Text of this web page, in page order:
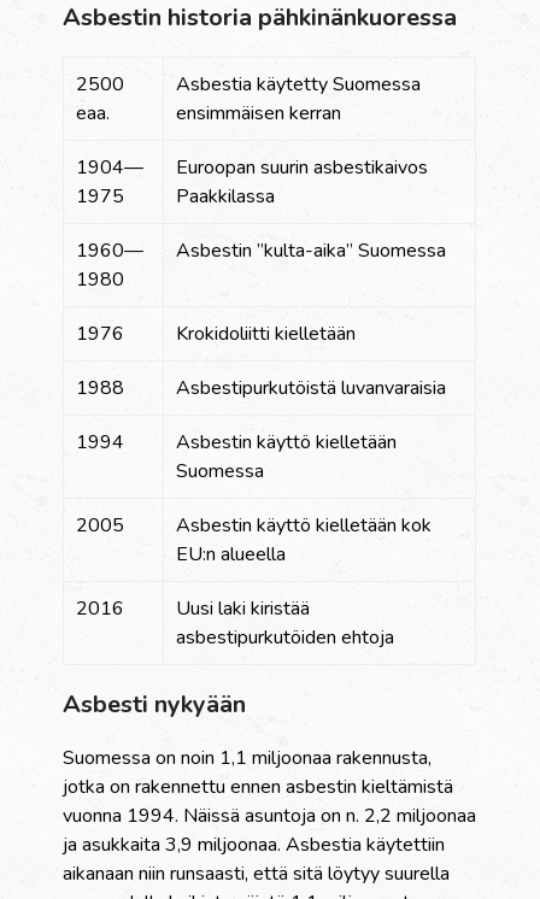
Asbestin historia pähkinänkuoressa
2500
eaa.
Asbestia käytetty Suomessa
ensimmäisen kerran
1904—
1975
Euroopan suurin asbestikaivos
Paakkilassa
1960—
1980
Asbestin ”kulta-aika” Suomessa
1976 Krokidoliitti kielletään
1988 Asbestipurkutöistä luvanvaraisia
1994
Asbestin käyttö kielletään
Suomessa
2005
Asbestin käyttö kielletään kok
EU:n alueella
2016
Uusi laki kiristää
asbestipurkutöiden ehtoja
Asbesti nykyään
Suomessa on noin 1,1 miljoonaa rakennusta,
jotka on rakennettu ennen asbestin kieltämistä
vuonna 1994. Näissä asuntoja on n. 2,2 miljoonaa
ja asukkaita 3,9 miljoonaa. Asbestia käytettiin
aikanaan niin runsaasti, että sitä löytyy suurella